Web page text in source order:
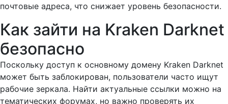
почтовые адреса, что снижает уровень безопасности.
Как зайти на Kraken Darknet
безопасно
Поскольку доступ к основному домену Kraken Darknet
может быть заблокирован, пользователи часто ищут
рабочие зеркала. Найти актуальные ссылки можно на
тематических форумах, но важно проверять их